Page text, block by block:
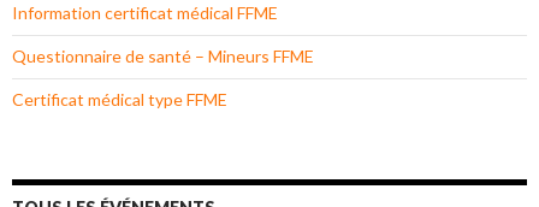
Information certificat médical FFME
Questionnaire de santé – Mineurs FFME
Certificat médical type FFME